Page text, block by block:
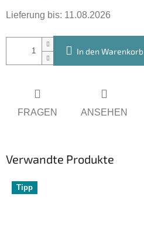
Lieferung bis: 11.08.2026
In den Warenkorb
FRAGEN ANSEHEN
Verwandte Produkte
Tipp